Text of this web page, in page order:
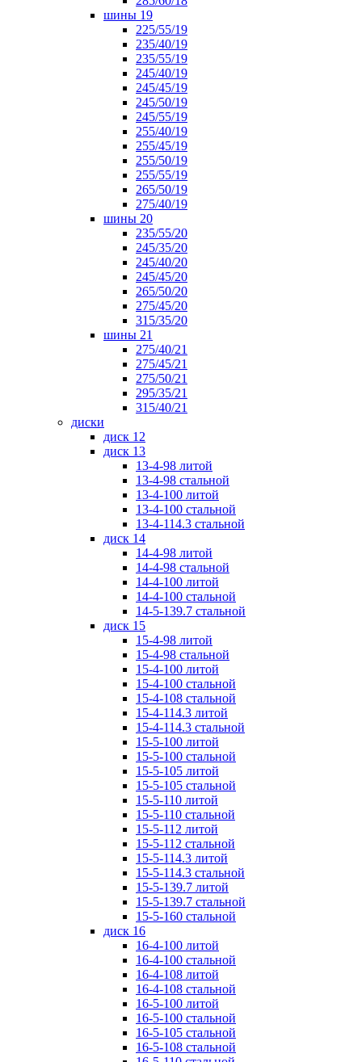
шины 19
225/55/19
235/40/19
235/55/19
245/40/19
245/45/19
245/50/19
245/55/19
255/40/19
255/45/19
255/50/19
255/55/19
265/50/19
275/40/19
шины 20
235/55/20
245/35/20
245/40/20
245/45/20
265/50/20
275/45/20
315/35/20
шины 21
275/40/21
275/45/21
275/50/21
295/35/21
315/40/21
диски
диск 12
диск 13
13-4-98 литой
13-4-98 стальной
13-4-100 литой
13-4-100 стальной
13-4-114.3 стальной
диск 14
14-4-98 литой
14-4-98 стальной
14-4-100 литой
14-4-100 стальной
14-5-139.7 стальной
диск 15
15-4-98 литой
15-4-98 стальной
15-4-100 литой
15-4-100 стальной
15-4-108 стальной
15-4-114.3 литой
15-4-114.3 стальной
15-5-100 литой
15-5-100 стальной
15-5-105 литой
15-5-105 стальной
15-5-110 литой
15-5-110 стальной
15-5-112 литой
15-5-112 стальной
15-5-114.3 литой
15-5-114.3 стальной
15-5-139.7 литой
15-5-139.7 стальной
15-5-160 стальной
диск 16
16-4-100 литой
16-4-100 стальной
16-4-108 литой
16-4-108 стальной
16-5-100 литой
16-5-100 стальной
16-5-105 стальной
16-5-108 стальной